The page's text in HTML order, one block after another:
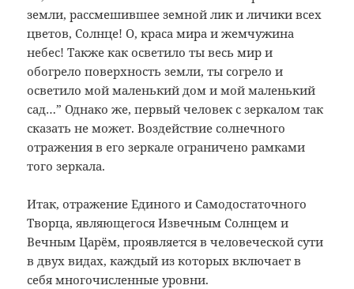
земли, рассмешившее земной лик и личики всех
цветов, Солнце! О, краса мира и жемчужина
небес! Также как осветило ты весь мир и
обогрело поверхность земли, ты согрело и
осветило мой маленький дом и мой маленький
сад…” Однако же, первый человек с зеркалом так
сказать не может. Воздействие солнечного
отражения в его зеркале ограничено рамками
того зеркала.
Итак, отражение Единого и Самодостаточного
Творца, являющегося Извечным Солнцем и
Вечным Царём, проявляется в человеческой сути
в двух видах, каждый из которых включает в
себя многочисленные уровни.